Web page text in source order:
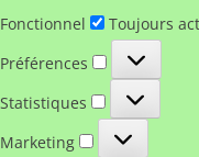
Fonctionnel
Toujours
Préférences
Statistiques
Marketing